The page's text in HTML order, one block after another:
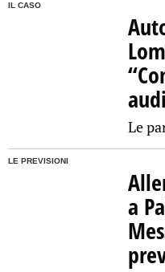
IL CASO
Le
LE PREVISIONI
a